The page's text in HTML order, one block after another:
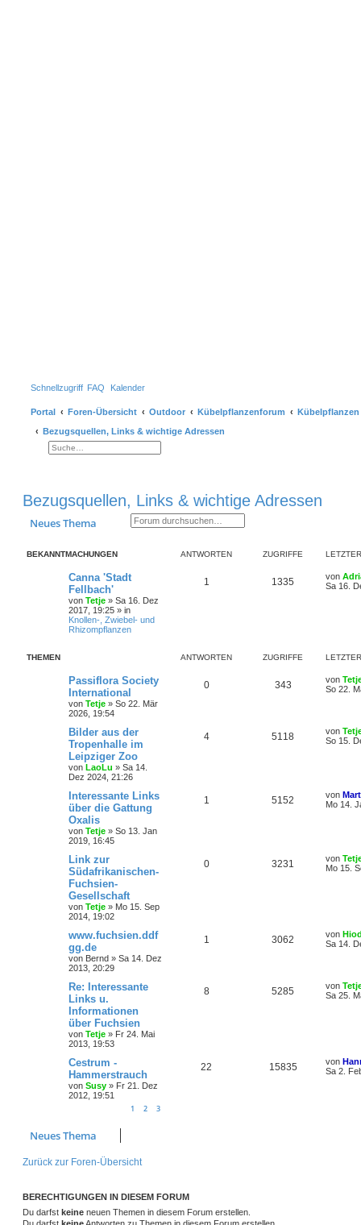
Schnellzugriff FAQ Kalender
Portal Foren-Übersicht Outdoor Kübelpflanzenforum
Kübelpflanzen
Bezugsquellen, Links & wichtige Adressen
Suche
Erweiterte Suche
Bezugsquellen, Links & wichtige Adressen
Neues Thema Suche
Erweiterte Suche
BEKANNTMACHUNGEN ANTWORTEN ZUGRIFFE
Canna 'Stadt
Fellbach'
von Tetje » Sa 16. Dez
2017, 19:25 » in
Knollen-, Zwiebel- und
Rhizompflanzen
1 1335 von
Sa 16.
THEMEN ANTWORTEN ZUGRIFFE
Passiflora Society
International
von Tetje » So 22. Mär
2026, 19:54
0 343 von
So 22.
Bilder aus der
Tropenhalle im
Leipziger Zoo
von LaoLu » Sa 14.
Dez 2024, 21:26
4 5118 von
So 15.
Interessante Links
über die Gattung
Oxalis
von Tetje » So 13. Jan
2019, 16:45
1 5152 von
Mo 14.
Link zur
Südafrikanischen-
Fuchsien-
Gesellschaft
von Tetje » Mo 15. Sep
2014, 19:02
0 3231 von
Mo 15.
www.fuchsien.ddf
gg.de
von Bernd » Sa 14. Dez
2013, 20:29
1 3062 von
Sa 14.
Re: Interessante
Links u.
Informationen
über Fuchsien
von Tetje » Fr 24. Mai
2013, 19:53
8 5285 von
Sa 25.
Cestrum -
Hammerstrauch
von Susy » Fr 21. Dez
2012, 19:51
1 2 3
22 15835 von
Sa 2.
Neues Thema
Zurück zur Foren-Übersicht
BERECHTIGUNGEN IN DIESEM FORUM
Du darfst keine neuen Themen in diesem Forum erstellen.